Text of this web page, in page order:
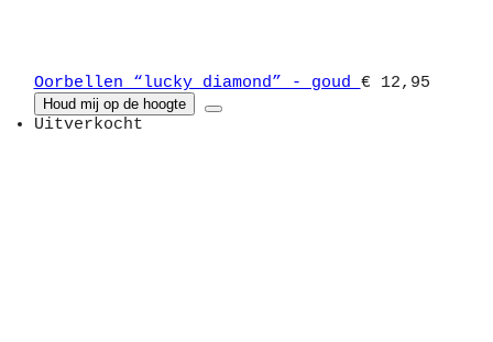
Oorbellen “lucky diamond” - goud € 12,95
Houd mij op de hoogte
Uitverkocht